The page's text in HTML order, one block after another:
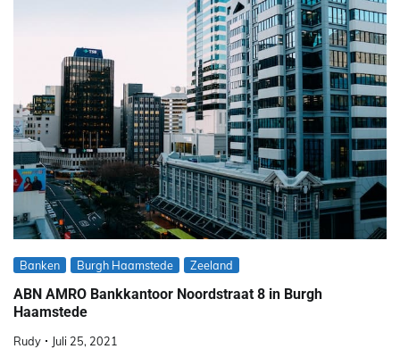
Banken Burgh Haamstede Zeeland
ABN AMRO Bankkantoor Noordstraat 8 in Burgh
Haamstede
Rudy Juli 25, 2021